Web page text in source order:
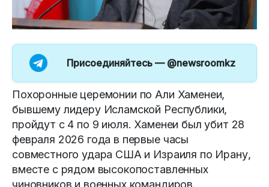
Присоединяйтесь — @newsroomkz
Похоронные церемонии по Али Хаменеи,
бывшему лидеру Исламской Республики,
пройдут с 4 по 9 июля. Хаменеи был убит 28
февраля 2026 года в первые часы
совместного удара США и Израиля по Ирану,
вместе с рядом высокопоставленных
чиновников и военных командиров.